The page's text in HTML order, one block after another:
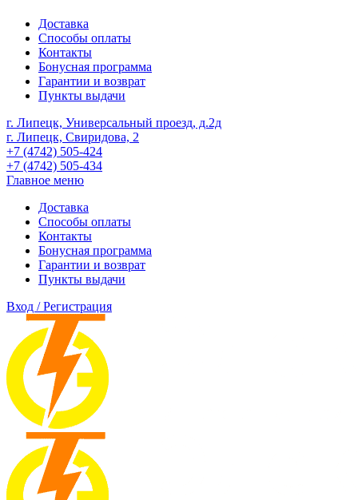
Доставка
Способы оплаты
Контакты
Бонусная программа
Гарантии и возврат
Пункты выдачи
г. Липецк, Универсальный проезд, д.2д
г. Липецк, Свиридова, 2
+7 (4742) 505-424
+7 (4742) 505-434
Главное меню
Доставка
Способы оплаты
Контакты
Бонусная программа
Гарантии и возврат
Пункты выдачи
Вход / Регистрация